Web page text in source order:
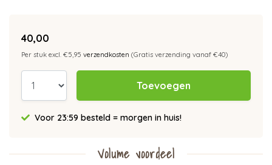
40,00
Per stuk excl. €5,95 verzendkosten (Gratis verzending vanaf €40)
Toevoegen
Voor 23:59 besteld = morgen in huis!
Volume voordeel